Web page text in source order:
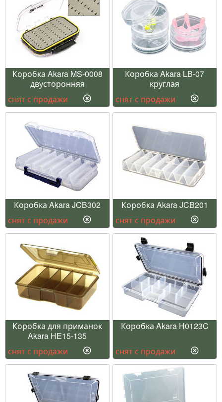
Коробка Akara MS-0008
двусторонняя
снят с продажи
Коробка Akara LB-07
круглая
снят с продажи
Коробка Akara JCB302
снят с продажи
Коробка Akara JCB201
снят с продажи
Коробка для приманок
Akara HE15-135
снят с продажи
Коробка Akara H0123C
снят с продажи